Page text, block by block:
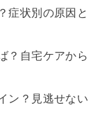
症状別の原因と
？自宅ケアから
ン？見逃せない